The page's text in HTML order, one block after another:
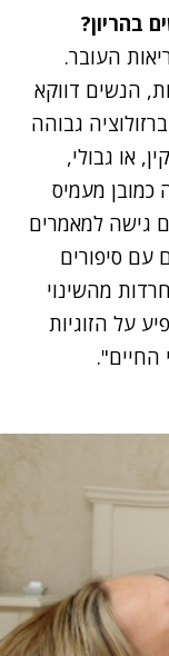
בהריון?
העובר.
הנשים דווקא
גבוהה
או גבולי,
כמובן מעמיס
גישה למאמרים
עם סיפורים
מהשינוי
על הזוגיות
החיים".